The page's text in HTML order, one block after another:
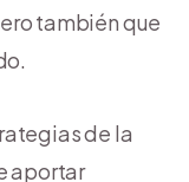
también que
de la
aportar